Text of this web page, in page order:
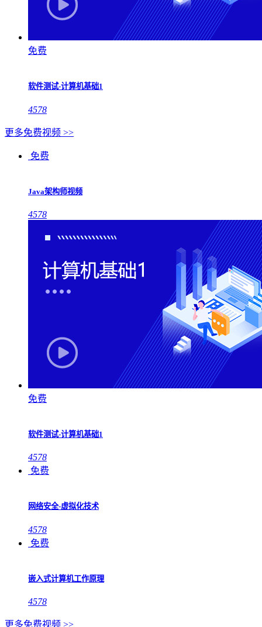
免费
软件测试-计算机基础1
4578
更多免费视频 >>
免费
Java架构师视频
4578
免费
软件测试-计算机基础1
4578
免费
网络安全-虚拟化技术
4578
免费
嵌入式计算机工作原理
4578
更多免费视频 >>